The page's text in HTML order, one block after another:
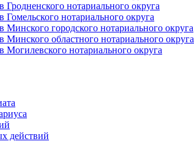
нотариального округа
нотариального округа
городского нотариального округа
областного нотариального округа
Могилевского нотариального округа
действий